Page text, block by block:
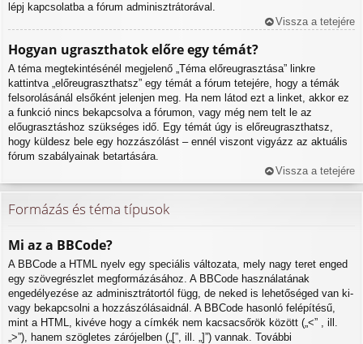
lépj kapcsolatba a fórum adminisztrátorával.
Vissza a tetejére
Hogyan ugraszthatok előre egy témát?
A téma megtekintésénél megjelenő „Téma előreugrasztása” linkre
kattintva „előreugraszthatsz” egy témát a fórum tetejére, hogy a témák
felsorolásánál elsőként jelenjen meg. Ha nem látod ezt a linket, akkor ez
a funkció nincs bekapcsolva a fórumon, vagy még nem telt le az
előugrasztáshoz szükséges idő. Egy témát úgy is előreugraszthatsz,
hogy küldesz bele egy hozzászólást – ennél viszont vigyázz az aktuális
fórum szabályainak betartására.
Vissza a tetejére
Formázás és téma típusok
Mi az a BBCode?
A BBCode a HTML nyelv egy speciális változata, mely nagy teret enged
egy szövegrészlet megformázásához. A BBCode használatának
engedélyezése az adminisztrátortól függ, de neked is lehetőséged van ki-
vagy bekapcsolni a hozzászólásaidnál. A BBCode hasonló felépítésű,
mint a HTML, kivéve hogy a címkék nem kacsacsőrök között („<” , ill.
„>”), hanem szögletes zárójelben („[”, ill. „]”) vannak. További